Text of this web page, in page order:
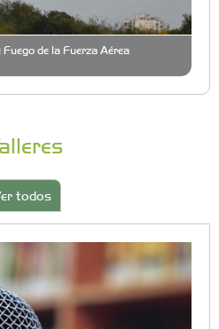
de la Fuerza Aérea
todos